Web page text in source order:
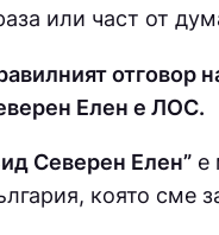
или част от
отговор
Елен е ЛОС.
Северен Елен” е
която сме